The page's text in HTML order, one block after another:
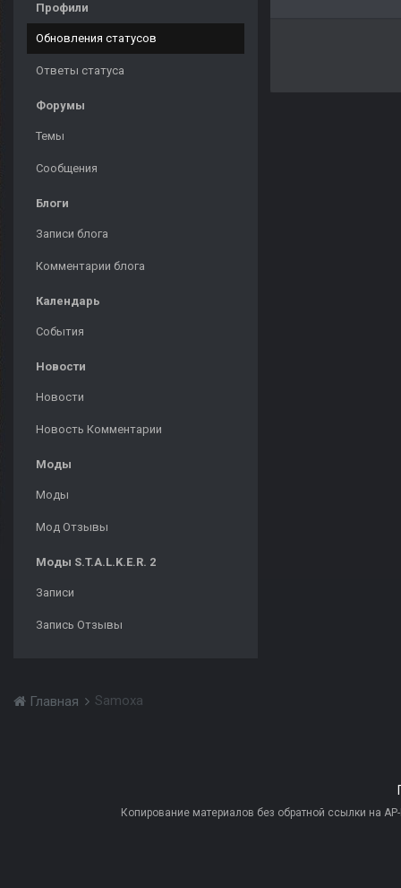
Профили
Обновления статусов
Ответы статуса
Форумы
Темы
Сообщения
Блоги
Записи блога
Комментарии блога
Календарь
События
Новости
Новости
Новость Комментарии
Моды
Моды
Мод Отзывы
Моды S.T.A.L.K.E.R. 2
Записи
Запись Отзывы
Главная Samoxa
Копирование материалов без обратной ссылки на